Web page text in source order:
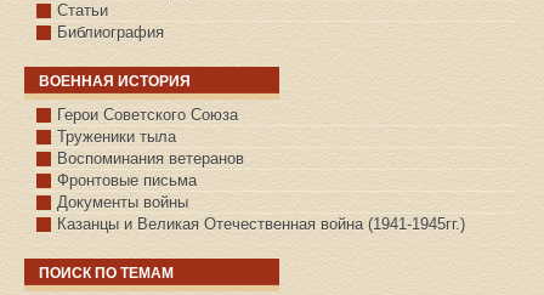
Статьи
Библиография
ВОЕННАЯ ИСТОРИЯ
С.КАЗАНСКОЕ
Герои Советского Союза
Труженики тыла
Воспоминания ветеранов
Фронтовые письма
Документы войны
Казанцы и Великая Отечественная война (1941-1945гг.)
ПОИСК ПО ТЕМАМ